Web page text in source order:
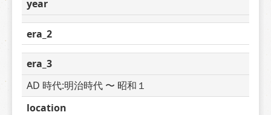
year
era_2
era_3
AD 時代:明治時代 〜 昭和１
location